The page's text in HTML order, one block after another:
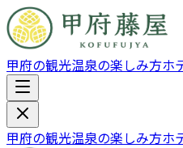
甲府の観光温泉の楽しみ方ホ
甲府の観光温泉の楽しみ方ホ